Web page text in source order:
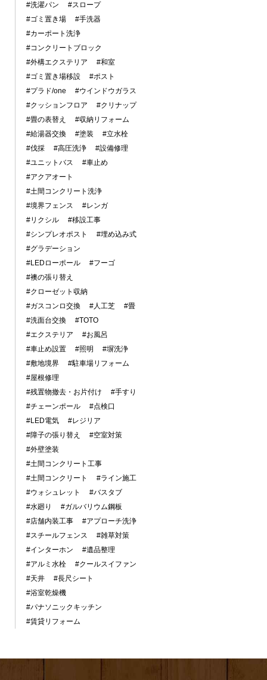
#洗濯パン
#スロープ
#ゴミ置き場
#手洗器
#カーポート洗浄
#コンクリートブロック
#外構エクステリア
#和室
#ゴミ置き場移設
#ポスト
#プラド/one
#ウインドウガラス
#クッションフロア
#クリナップ
#畳の表替え
#収納リフォーム
#給湯器交換
#塗装
#立水栓
#伐採
#高圧洗浄
#設備修理
#ユニットバス
#車止め
#アクアオート
#土間コンクリート洗浄
#境界フェンス
#レンガ
#リクシル
#移設工事
#シンプレオポスト
#埋め込み式
#グラデーション
#LEDローポール
#フーゴ
#襖の張り替え
#クローゼット収納
#ガスコンロ交換
#人工芝
#畳
#洗面台交換
#TOTO
#エクステリア
#お風呂
#車止め設置
#照明
#塀洗浄
#敷地境界
#駐車場リフォーム
#屋根修理
#残置物撤去・お片付け
#手すり
#チェーンポール
#点検口
#LED電気
#レジリア
#障子の張り替え
#空室対策
#外壁塗装
#土間コンクリート工事
#土間コンクリート
#ライン施工
#ウォシュレット
#バスタブ
#水廻り
#ガルバリウム鋼板
#店舗内装工事
#アプローチ洗浄
#スチールフェンス
#雑草対策
#インターホン
#遺品整理
#アルミ水栓
#クールスイファン
#天井
#長尺シート
#浴室乾燥機
#パナソニックキッチン
#賃貸リフォーム